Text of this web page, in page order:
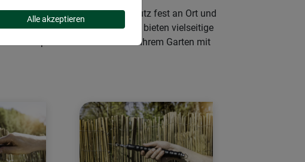
sichern Ihren Sichtschutz fest an Ort und
und Universalclipse bieten vielseitige
Privatsphäre und Sicherheit in Ihrem Garten mit
Alle akzeptieren